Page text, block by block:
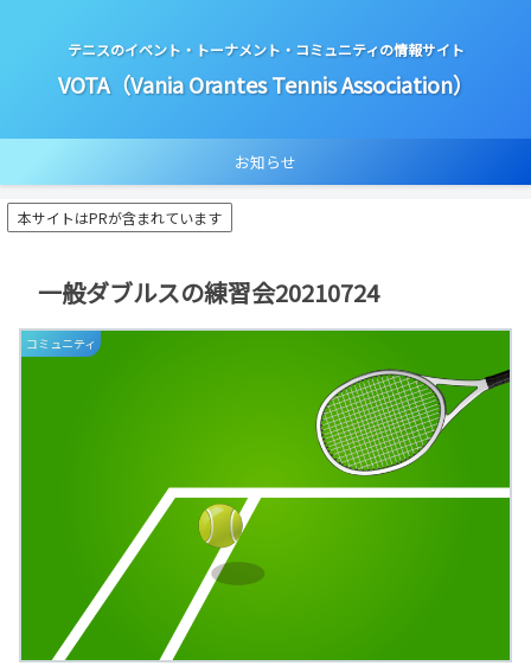
テニスのイベント・トーナメント・コミュニティの情報サイト
VOTA（Vania Orantes Tennis Association）
お知らせ
本サイトはPRが含まれています
一般ダブルスの練習会20210724
コミュニティ